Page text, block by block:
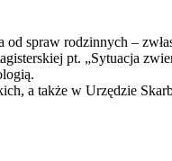
spraw rodzinnych –
pt. „Sytuacja
a także w Urzędzie